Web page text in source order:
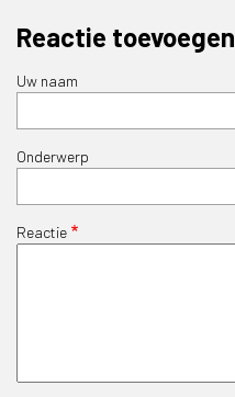
Reactie toevoegen
Uw naam
Onderwerp
Reactie